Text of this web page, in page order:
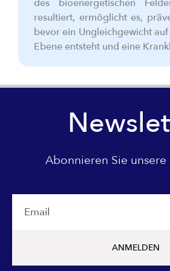
des bioenergetischen
resultiert, ermöglicht es,
bevor ein Ungleichgewicht
Ebene entsteht und eine
Abonnieren Sie
ANMELDEN